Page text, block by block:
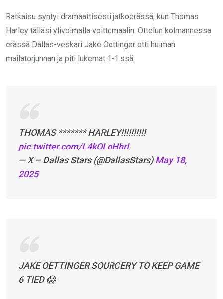
Ratkaisu syntyi dramaattisesti jatkoerässä, kun Thomas
Harley tälläsi ylivoimalla voittomaalin. Ottelun kolmannessa
erässä Dallas-veskari Jake Oettinger otti huiman
mailatorjunnan ja piti lukemat 1-1:ssä.
THOMAS ******* HARLEY!!!!!!!!!!
pic.twitter.com/L4kOLoHhrI
— X – Dallas Stars (@DallasStars)May 18,
2025
JAKE OETTINGER SOURCERY TO KEEP GAME
6 TIED 😱